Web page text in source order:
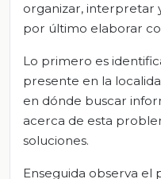
organizar, interpretar
por último elaborar
Lo primero es
presente en la
en dónde buscar
acerca de esta
soluciones.
Enseguida observa el